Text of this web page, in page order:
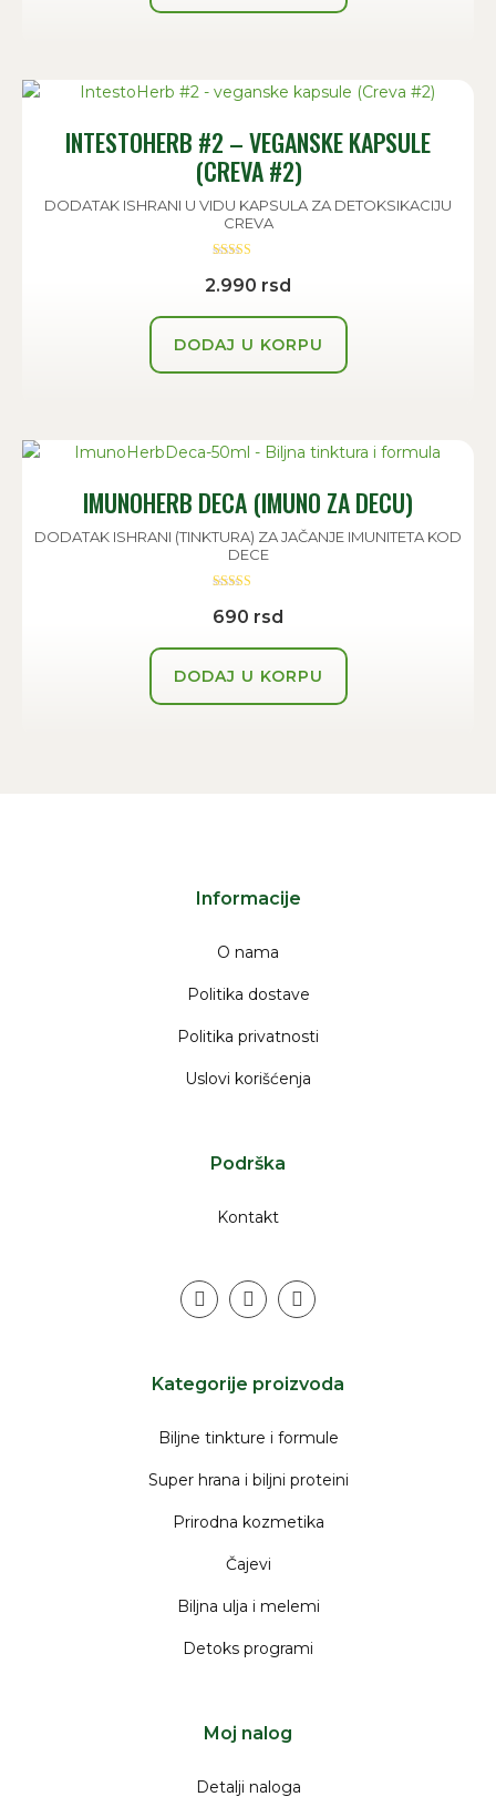
INTESTOHERB #2 – VEGANSKE KAPSULE
(CREVA #2)
DODATAK ISHRANI U VIDU KAPSULA ZA DETOKSIKACIJU
CREVA
5.00
od 5
2.990 rsd
DODAJ U KORPU
IMUNOHERB DECA (IMUNO ZA DECU)
DODATAK ISHRANI (TINKTURA) ZA JAČANJE IMUNITETA KOD
DECE
5.00
od 5
690 rsd
DODAJ U KORPU
Informacije
O nama
Politika dostave
Politika privatnosti
Uslovi korišćenja
Podrška
Kontakt
Kategorije proizvoda
Biljne tinkture i formule
Super hrana i biljni proteini
Prirodna kozmetika
Čajevi
Biljna ulja i melemi
Detoks programi
Moj nalog
Detalji naloga